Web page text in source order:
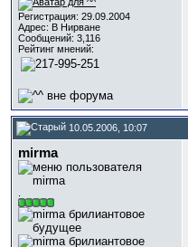
Регистрация: 29.09.2004
Адрес: В Нирване
Сообщений: 3,116
Рейтинг мнений:
10.05.2006, 10:07
mirma